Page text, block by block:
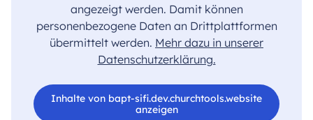
angezeigt werden. Damit können
personenbezogene Daten an Drittplattformen
übermittelt werden. Mehr dazu in unserer
Datenschutzerklärung.
Inhalte von bapt-sifi.dev.churchtools.website
anzeigen